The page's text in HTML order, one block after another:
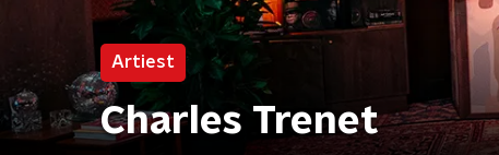
Artiest
Charles Trenet